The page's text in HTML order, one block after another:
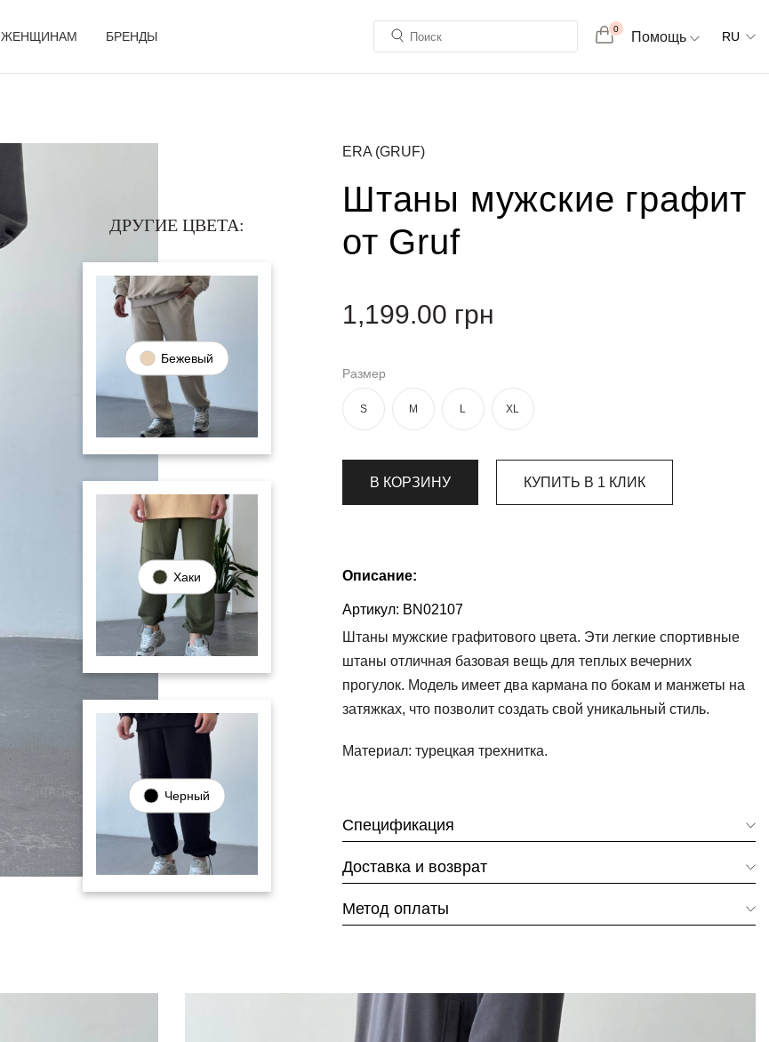
ЖЕНЩИНАМ БРЕНДЫ
0
Помощь RU
ДРУГИЕ ЦВЕТА:
Бежевый
Хаки
Черный
ERA (GRUF)
Штаны мужские графит
от Gruf
1,199.00 грн
Размер
S M L XL
В КОРЗИНУ КУПИТЬ В 1 КЛИК
Описание:
Артикул: BN02107
Штаны мужские графитового цвета. Эти легкие спортивные
штаны отличная базовая вещь для теплых вечерних
прогулок. Модель имеет два кармана по бокам и манжеты на
затяжках, что позволит создать свой уникальный стиль.
Материал: турецкая трехнитка.
Спецификация
Доставка и возврат
Метод оплаты